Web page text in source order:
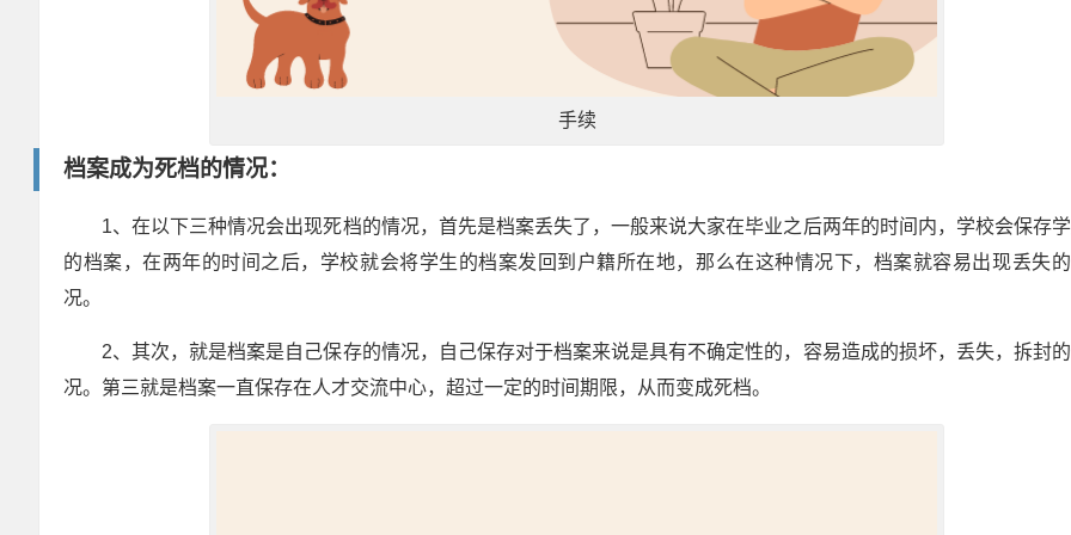
手续
档案成为死档的情况：
1、在以下三种情况会出现死档的情况，首先是档案丢失了，一般来说大家在毕业之后两年的时间内，学校会保存
的档案，在两年的时间之后，学校就会将学生的档案发回到户籍所在地，那么在这种情况下，档案就容易出现丢失
况。
2、其次，就是档案是自己保存的情况，自己保存对于档案来说是具有不确定性的，容易造成的损坏，丢失，拆封
况。第三就是档案一直保存在人才交流中心，超过一定的时间期限，从而变成死档。